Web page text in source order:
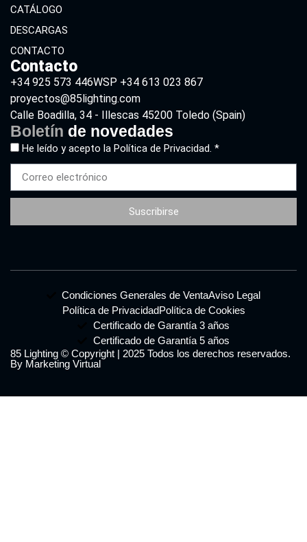
CATÁLOGO
DESCARGAS
CONTACTO
Contacto
+34 925 573 446WSP +34 613 023 867
proyectos@85lighting.com
Calle Boadilla, 34 - Illescas 45200 Toledo (Spain)
Boletín de novedades
He leído y acepto la Política de Privacidad. *
Suscribirse
85 Lighting © Copyright | 2025 Todos los derechos reservados.
By Marketing Virtual
Condiciones Generales de VentaAviso Legal
Política de PrivacidadPolítica de Cookies
Certificado de Garantía 3 años
Certificado de Garantía 5 años